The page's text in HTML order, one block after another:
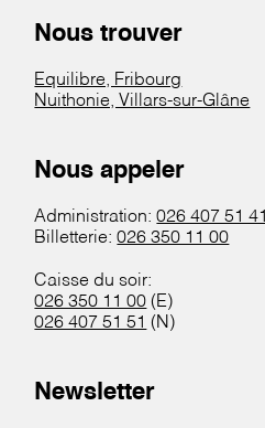
Nous trouver
Equilibre, Fribourg
Nuithonie, Villars-sur-Glâne
Nous appeler
Administration:026 407 51 41
Billetterie:026 350 11 00
Caisse du soir:
026 350 11 00 (E)
026 407 51 51 (N)
Newsletter